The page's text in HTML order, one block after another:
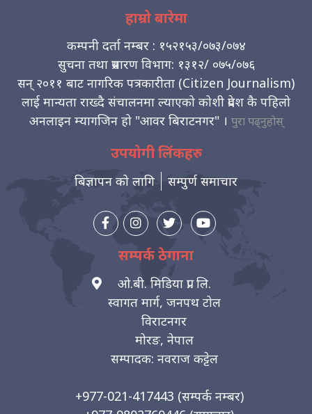
हाम्रो बारेमा
कम्पनी दर्ता नम्बर : १५२१५३/०७३/०७४
सुचना तथा प्रसारण विभाग: १३१२/ ०७५/०७६
सन् २०११ बाट नागरिक पत्रकारीता (Citizen Journalism)
लाई मान्यता राख्दै संचालनमा ल्याएको कोशी प्रदेश कै पहिलो
अनलाइन म्यागजिन हो "आवर बिराटनगर" । पुरा पढ्नुहोस्
उपयोगी लिंकहरु
बिज्ञापन को लागि सम्पुर्ण समाचार
सम्पर्क ठेगाना
ओ.बी. मिडिया प्रा. लि.
स्वागत मार्ग, जनपथ टोल
विराटनगर
मोरङ, नेपाल
सम्पादक: नवराज कट्टेल
+977-021-417443 (सम्पर्क नम्बर)